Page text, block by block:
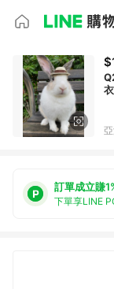
訂單成立賺
下單享LINE